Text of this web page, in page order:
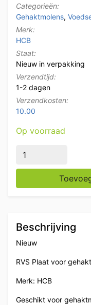
Categorieën:
Gehaktmolens,
Merk:
HCB
Staat:
Nieuw in verpakking
Verzendtijd:
1-2 dagen
Verzendkosten:
10.00
Op voorraad
HCB RVS Plaat
Beschrijving
Nieuw
RVS Plaat voor
Merk: HCB
Geschikt voor